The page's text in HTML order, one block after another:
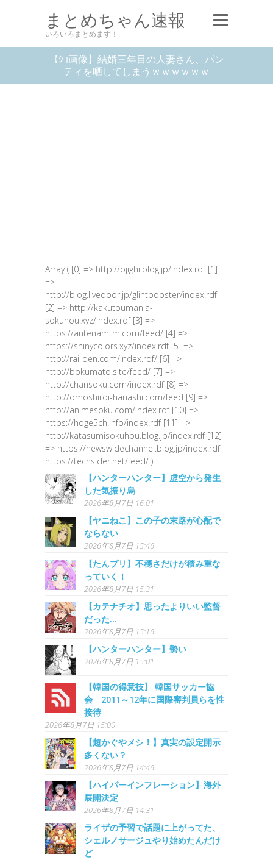
まとめちゃん速報
いろいろまとめます！
【ｼｺ画像】結婚三年目の人妻さん、パン
ティを晒してしまうｗｗｗｗｗｗ
Array ( [0] => http://ojighi.blog.jp/index.rdf [1]
=>
http://blog.livedoor.jp/glintbooster/index.rdf
[2] => http://kakutoumania-
sokuhou.xyz/index.rdf [3] =>
https://antenamtm.com/feed/ [4] =>
https://shinycolors.xyz/index.rdf [5] =>
http://rai-den.com/index.rdf/ [6] =>
http://bokumato.site/feed/ [7] =>
http://chansoku.com/index.rdf [8] =>
http://omoshiroi-hanashi.com/feed [9] =>
http://animesoku.com/index.rdf [10] =>
https://hoge5ch.info/index.rdf [11] =>
http://katasumisokuhou.blog.jp/index.rdf [12]
=> https://newswidechannel.blog.jp/index.rdf
https://techsider.net/feed/ )
【ハンターハンター】虚空から発生
した気振り烏
2026年8月7日 16:01
【ヤニねこ】この子の末路が心配で
ならない
2026年8月7日 15:46
【たんプリ】不穏さだけが積み重な
っていく！
2026年8月7日 15:31
【カテナチオ】思ったよりいい監督
だった…
2026年8月7日 15:16
【ハンターハンター】勢い
2026年8月7日 15:01
【韓国の得意技】 韓国サッカー協
会 2011～12年に国際審判員らを性
接待
2026年8月7日 15:00
【超かぐやメシ！】真実の設定開示
多くない？
2026年8月7日 14:46
【ハイパーインフレーション】海外
展開決定
2026年8月7日 14:31
ライザの予習で話題に上がってた、
シェルノサージュやり始めたんだけ
ど